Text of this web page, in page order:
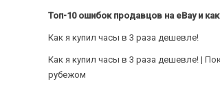
Топ-10 ошибок продавцов на eBay и
Как я купил часы в 3 раза дешевле!
Как я купил часы в 3 раза дешевле! |
рубежом